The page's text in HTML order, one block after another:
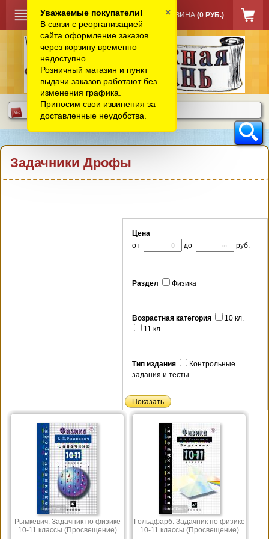
КОРЗИНА (0 РУБ.)
Задачники Дрофы
Цена
от
до руб.
Раздел Физика
Возрастная категория
10 кл.
11 кл.
Тип издания
Контрольные
задания и тесты
Рымкевич. Задачник по физике
10-11 классы (Просвещение)
Гольдфарб. Задачник по физике
10-11 классы (Просвещение)
Уважаемые покупатели!
В связи с реорганизацией
сайта оформление заказов
через корзину временно
недоступно.
Розничный магазин и пункт
выдачи заказов работают без
изменения графика.
Приносим свои извинения за
доставленные неудобства.
×